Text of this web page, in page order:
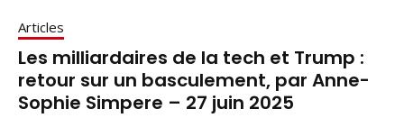
Articles
Les milliardaires de la tech et Trump :
retour sur un basculement, par Anne-
Sophie Simpere – 27 juin 2025